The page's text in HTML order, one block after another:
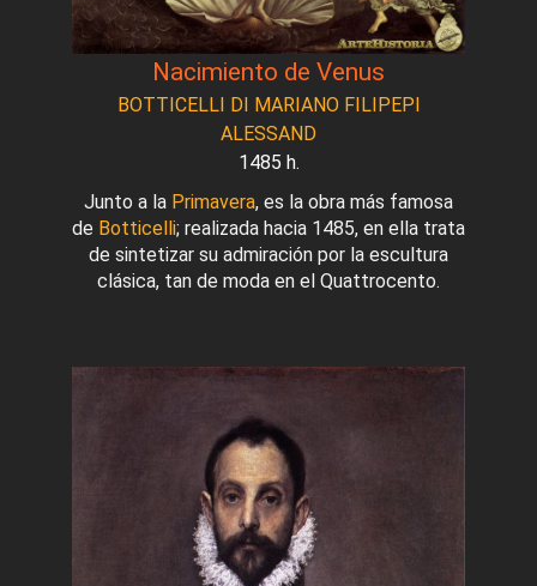
Nacimiento de Venus
BOTTICELLI DI MARIANO FILIPEPI
ALESSAND
1485 h.
Junto a la Primavera, es la obra más famosa
de Botticelli; realizada hacia 1485, en ella trata
de sintetizar su admiración por la escultura
clásica, tan de moda en el Quattrocento.